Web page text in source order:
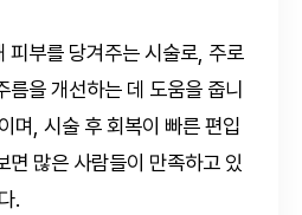
피부를 당겨주는 시술로, 주로
름을 개선하는 데 도움을 줍니
며, 시술 후 회복이 빠른 편입
면 많은 사람들이 만족하고 있
.